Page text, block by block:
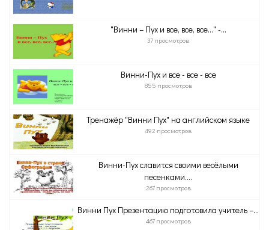
"Винни – Пух и все, все, все…" -...
37 просмотров
Винни-Пух и все - все - все
855 просмотров
Тренажёр "Винни Пух" на английском языке
492 просмотров
Винни-Пух славится своими весёлыми
песенками....
267 просмотров
Винни Пух Презентацию подготовила учитель –...
467 просмотров